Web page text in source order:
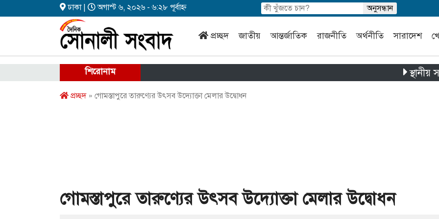
ঢাকা | অগাস্ট ৬, ২০২৬ - ৬:২৮ পূর্বাহ্ন
প্রচ্ছদ জাতীয় আন্তর্জাতিক রাজনীতি অর্থনীতি সারাদেশ
শিরোনাম স্থানীয় সরকার
প্রচ্ছদ» গোমস্তাপুরে তারুণ্যের উৎসব উদ্যোক্তা মেলার উদ্বোধন
গোমস্তাপুরে তারুণ্যের উৎসব উদ্যোক্তা মেলার উদ্বোধন